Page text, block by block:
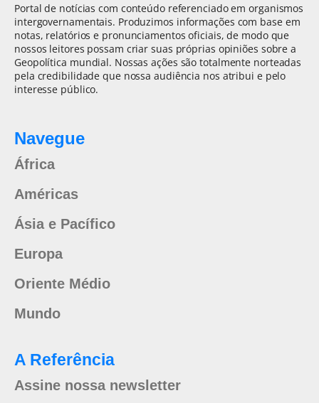
Portal de notícias com conteúdo referenciado em organismos
intergovernamentais. Produzimos informações com base em
notas, relatórios e pronunciamentos oficiais, de modo que
nossos leitores possam criar suas próprias opiniões sobre a
Geopolítica mundial. Nossas ações são totalmente norteadas
pela credibilidade que nossa audiência nos atribui e pelo
interesse público.
Navegue
África
Américas
Ásia e Pacífico
Europa
Oriente Médio
Mundo
A Referência
Assine nossa newsletter